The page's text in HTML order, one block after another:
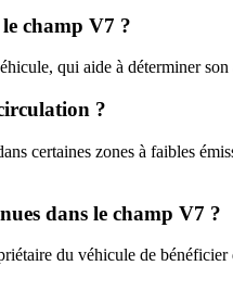
champ V7 ?
qui aide à déterminer son
?
certaines zones à faibles
dans le champ V7 ?
du véhicule de